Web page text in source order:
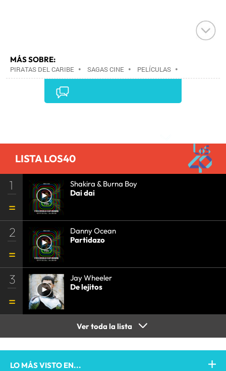
MÁS SOBRE:
PIRATAS DEL CARIBE • SAGAS CINE • PELÍCULAS •
LISTA LOS40
1
Shakira & Burna Boy
Dai dai
2
Danny Ocean
Partidazo
3
Jay Wheeler
De lejitos
Ver toda la lista
LO MÁS VISTO EN...